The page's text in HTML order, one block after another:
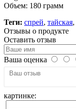
Объем: 180 грамм
Теги: спрей, тайская,
Отзывы о продукте
Оставить отзыв
Ваша оценка
картинке: